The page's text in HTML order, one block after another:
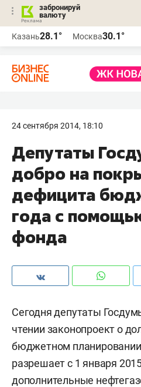
забронируй
валюту
Казань28.1° Москва30.1°
24 сентября 2014, 18:10
Депутаты
добро на
дефицита
года с
фонда
Сегодня депутаты
чтении законопроект о
бюджетном
разрешает с 1 января
дополнительные